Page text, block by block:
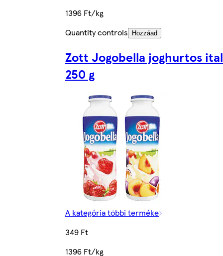
1396 Ft/kg
Quantity controls
Hozzáad
Zott Jogobella joghurtos ital
250 g
A kategória többi terméke
349 Ft
1396 Ft/kg